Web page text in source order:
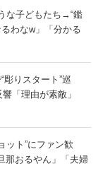
な子どもたち→“鑑
わなw」「分かる
彫りスタート”巡
「理由が素敵」
ット”にファン歓
おるやん」「夫婦